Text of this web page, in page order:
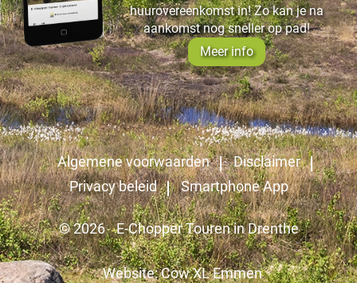
huurovereenkomst in! Zo kan je na
aankomst nog sneller op pad!
Meer info
Algemene voorwaarden
Disclaimer
Privacy beleid
Smartphone App
© 2026 E-Chopper Touren in Drenthe
Website: Cow XL Emmen